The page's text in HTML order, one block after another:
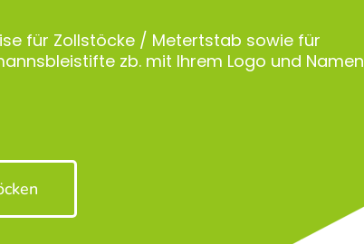
für Zollstöcke / Metertstab sowie für
zb. mit Ihrem Logo und Namen